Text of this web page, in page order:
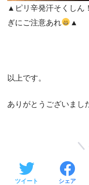
▲ピリ辛発汗そくしん
ぎにご注意あれ
▲
以上です。
ありがとうございまし
ツイート シェア